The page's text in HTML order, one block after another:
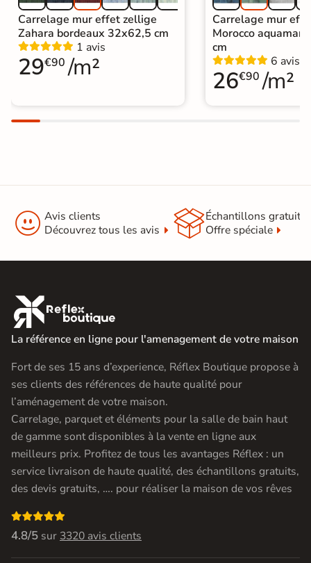
Carrelage mur effet zellige
Zahara bordeaux 32x62,5 cm
1 avis
29€90 /m²
Carrelage mur
Morocco
cm
6 avis
26€90 /m²
 Avis clients
Découvrez tous les avis
Échantillons gratuit
Offre spéciale

La référence en ligne pour l'amenagement de votre maison
Fort de ses 15 ans d’experience, Réflex Boutique propose à
ses clients des références de haute qualité pour
l’aménagement de votre maison.
Carrelage, parquet et éléments pour la salle de bain haut
de gamme sont disponibles à la vente en ligne aux
meilleurs prix. Profitez de tous les avantages Réflex : un
service livraison de haute qualité, des échantillons gratuits,
des devis gratuits, …. pour réaliser la maison de vos rêves

4.8/5 sur 3320 avis clients